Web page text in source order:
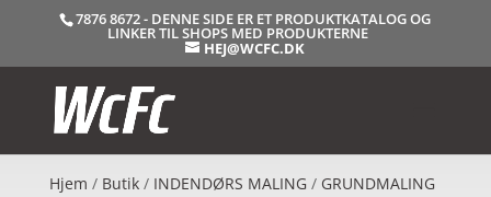
7876 8672 - DENNE SIDE ER ET PRODUKTKATALOG OG
LINKER TIL SHOPS MED PRODUKTERNE
HEJ@WCFC.DK
Hjem / Butik/ INDENDØRS MALING/ GRUNDMALING